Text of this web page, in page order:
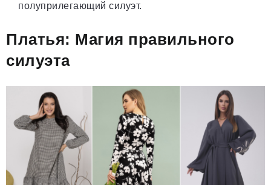
полуприлегающий силуэт.
Платья: Магия правильного
силуэта